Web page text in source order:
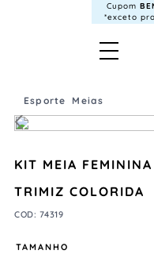
Cupom
*exceto
Esporte Meias
KIT MEIA
TRIMIZ COLORIDA
COD: 74319
TAMANHO